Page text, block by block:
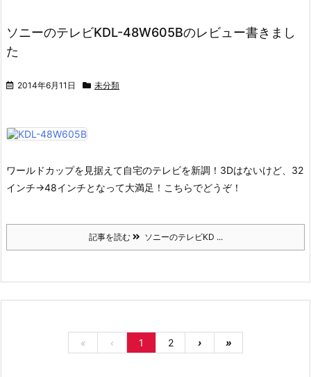
ソニーのテレビKDL-48W605Bのレビュー書きまし
た
2014年6月11日 未分類
ワールドカップを見据えて自宅のテレビを新調！ 3Dはないけど、32
インチ→48インチとなって大満足！ こちらでどうぞ！
記事を読む ソニーのテレビKD ...
« ‹ 1 2 › »